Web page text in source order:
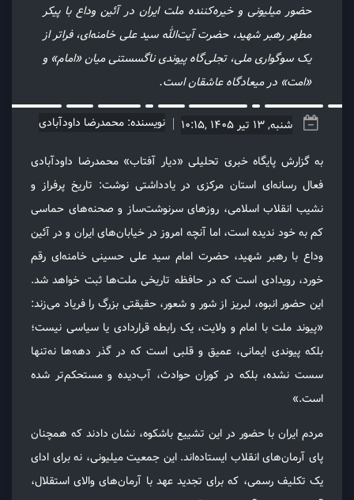
حضور میلیونی و خیره‌کننده ملت ایران در آئین وداع با پیکر
مطهر رهبر شهید، حضرت آیت‌الله سید علی خامنه‌ای، فراتر از
یک سوگواری ملی، تجلی‌گاه پیوندی ناگسستنی میان «امام» و
«امت» در میعادگاه عاشقان است.
شنبه, 13 تیر 1405 ,10:15 نویسنده: محمدرضا داودآبادی
به گزارش پایگاه خبری تحلیلی «دیار آفتاب» محمدرضا داودآبادی
فعال رسانه‌ای استان مرکزی در یادداشتی نوشت: تاریخ پرفراز و
نشیب انقلاب اسلامی، روزهای سرنوشت‌ساز و صحنه‌های حماسی
کم به خود ندیده است، اما آنچه امروز در خیابان‌های ایران و در آئین
وداع با رهبر شهید، حضرت امام سید علی حسینی خامنه‌ای رقم
خورد، رویدادی است که در حافظه تاریخی ملت‌ها ثبت خواهد شد.
این حضور انبوه، لبریز از شور و شعور، حقیقتی بزرگ را فریاد می‌زند:
«پیوند ملت با امام و ولایت، یک رابطه قراردادی یا سیاسی نیست؛
بلکه پیوندی ایمانی، عمیق و قلبی است که در گذر دهه‌ها نه‌تنها
سست نشده، بلکه در کوران حوادث، آب‌دیده و مستحکم‌تر شده
است.»
مردم ایران با حضور در این تشییع باشکوه، نشان دادند که همچنان
پای آرمان‌های انقلاب ایستاده‌اند. این جمعیت میلیونی، نه برای ادای
یک تکلیف رسمی، که برای تجدید عهد با آرمان‌های والای استقلال،